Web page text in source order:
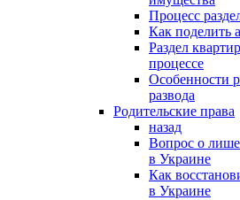
Процесс
Как поделить
Раздел
процессе
Особенности
развода
Родительские права
назад
Вопрос о
в Украине
Как
в Украине